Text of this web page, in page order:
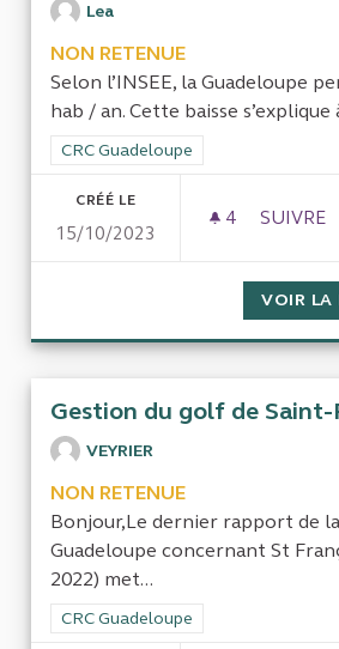
Lea
NON RETENUE
Selon l’INSEE, la Guadeloupe
hab / an. Cette baisse s’explique
Filtrer les résultats de la catégorie :
CRC Guadeloupe
CRÉÉ LE
15/10/2023
4 4
SUIVRE
VOIR LA
Gestion du golf de Saint-
VEYRIER
NON RETENUE
Bonjour,Le dernier rapport de la
Guadeloupe concernant St
2022) met...
Filtrer les résultats de la catégorie :
CRC Guadeloupe